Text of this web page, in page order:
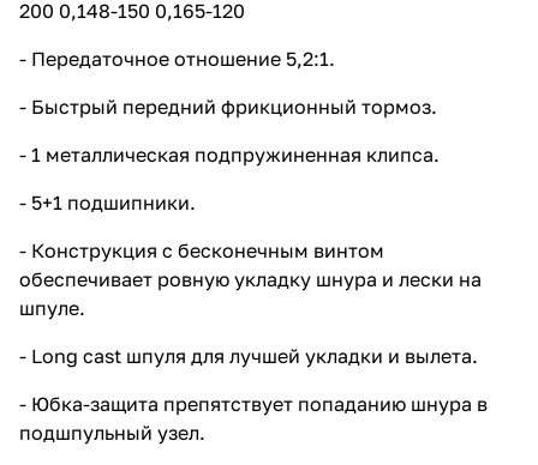
установка ручки, материал
балансировка ротора. -
MODEL 1000 2000 3000 4000
0,185/270 0,205/290 0,235/270
0,260/330 0,285/350 ММ/М
0,285/180 0,310/230 0,330/260
0,310/120 0,310/130 0,370/160
0,400/170 GREAT RATIO 5.2:1
188 гр. 195 гр. 225 гр. 230гр.
200 0,148-150 0,165-120
- Передаточное отношение 5,2:1.
- Быстрый передний фрикционный тормоз.
- 1 металлическая подпружиненная клипса.
- 5+1 подшипники.
- Конструкция с бесконечным винтом
обеспечивает ровную укладку шнура и лески на
шпуле.
- Long cast шпуля для лучшей укладки и вылета.
- Юбка-защита препятствует попаданию шнура в
подшпульный узел.